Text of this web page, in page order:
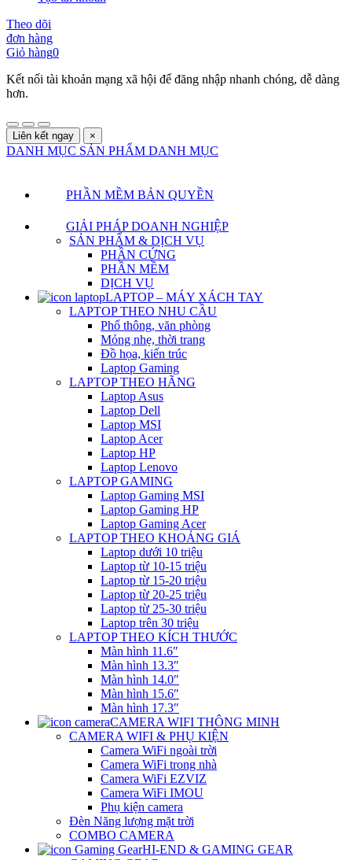
Theo dõi
đơn hàng
Giỏ hàng0
Kết nối tài khoản mạng xã hội để đăng nhập nhanh chóng, dễ dàng
hơn.
Liên kết ngay ×
DANH MỤC SẢN PHẨM DANH MỤC
PHẦN MỀM BẢN QUYỀN
GIẢI PHÁP DOANH NGHIỆP
SẢN PHẨM & DỊCH VỤ
PHẦN CỨNG
PHẦN MỀM
DỊCH VỤ
LAPTOP – MÁY XÁCH TAY
LAPTOP THEO NHU CẦU
Phổ thông, văn phòng
Mỏng nhẹ, thời trang
Đồ họa, kiến trúc
Laptop Gaming
LAPTOP THEO HÃNG
Laptop Asus
Laptop Dell
Laptop MSI
Laptop Acer
Laptop HP
Laptop Lenovo
LAPTOP GAMING
Laptop Gaming MSI
Laptop Gaming HP
Laptop Gaming Acer
LAPTOP THEO KHOẢNG GIÁ
Laptop dưới 10 triệu
Laptop từ 10-15 triệu
Laptop từ 15-20 triệu
Laptop từ 20-25 triệu
Laptop từ 25-30 triệu
Laptop trên 30 triệu
LAPTOP THEO KÍCH THƯỚC
Màn hình 11.6″
Màn hình 13.3″
Màn hình 14.0″
Màn hình 15.6″
Màn hình 17.3″
CAMERA WIFI THÔNG MINH
CAMERA WIFI & PHỤ KIỆN
Camera WiFi ngoài trời
Camera WiFi trong nhà
Camera WiFi EZVIZ
Camera WiFi IMOU
Phụ kiện camera
Đèn Năng lượng mặt trời
COMBO CAMERA
HI-END & GAMING GEAR